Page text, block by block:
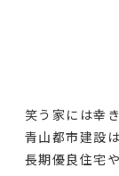
笑う家には幸
青山都市建設
長期優良住宅